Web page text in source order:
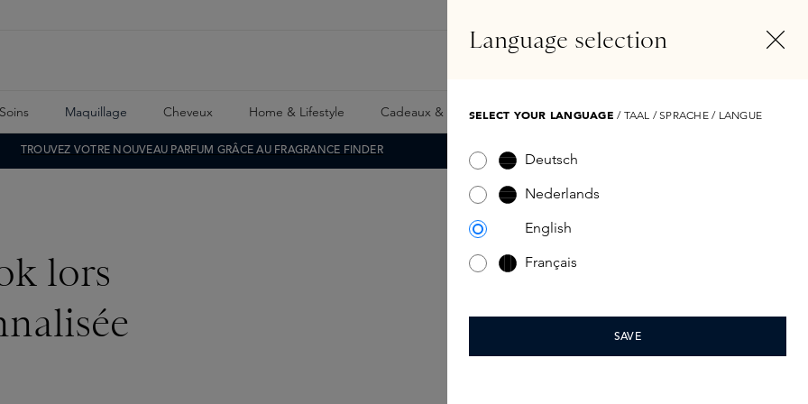
Soins Maquillage Cheveux Home & Lifestyle Cadeaux & Giftcards Samples Skins Exclusives Skins
TROUVEZ VOTRE NOUVEAU PARFUM GRÂCE AU FRAGRANCE FINDER
lors
Language selection
SELECT YOUR LANGUAGE / TAAL / SPRACHE / LANGUE
Deutsch
Nederlands
English
Français
SAVE